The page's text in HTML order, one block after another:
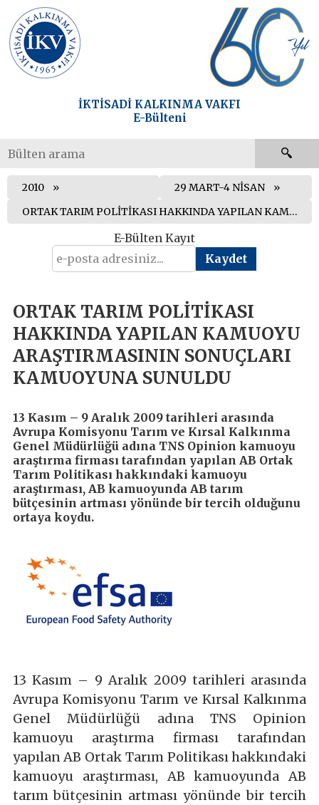
İKTİSADİ KALKINMA VAKFI
E-Bülteni
2010
29 MART-4 NİSAN
ORTAK TARIM POLİTİKASI HAKKINDA YAPILAN KAMUOYU ARAŞTIRMASININ SONUÇLARI KAMUOYUNA SUNULDU
E-Bülten Kayıt
ORTAK TARIM POLİTİKASI
HAKKINDA YAPILAN KAMUOYU
ARAŞTIRMASININ SONUÇLARI
KAMUOYUNA SUNULDU
13 Kasım – 9 Aralık 2009 tarihleri arasında
Avrupa Komisyonu Tarım ve Kırsal Kalkınma
Genel Müdürlüğü adına TNS Opinion kamuoyu
araştırma firması tarafından yapılan AB Ortak
Tarım Politikası hakkındaki kamuoyu
araştırması, AB kamuoyunda AB tarım
bütçesinin artması yönünde bir tercih olduğunu
ortaya koydu.
13 Kasım – 9 Aralık 2009 tarihleri arasında
Avrupa Komisyonu Tarım ve Kırsal Kalkınma
Genel Müdürlüğü adına TNS Opinion
kamuoyu araştırma firması tarafından
yapılan AB Ortak Tarım Politikası hakkındaki
kamuoyu araştırması, AB kamuoyunda AB
tarım bütçesinin artması yönünde bir tercih